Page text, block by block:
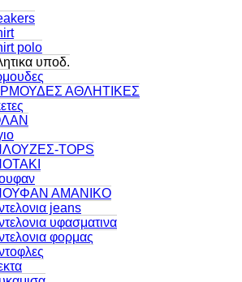
polo
υποδ.
ΑΘΛΗΤΙΚΕΣ
TOPS
ΑΜΑΝΙΚΟ
jeans
υφασματινα
φορμας